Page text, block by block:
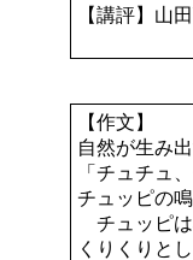
【講評】山
【作文】
自然が生み
「チュチュ
チュッピの
チュッピは
くりくりと